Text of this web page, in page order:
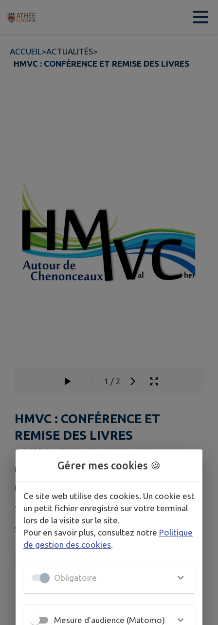
Contenu
ACCUEIL>ACTUALITÉS>
HMVC : CONFÉRENCE ET REMISE DES LIVRES
1 / 2
HMVC : CONFÉRENCE ET
REMISE DES LIVRES
Publié le jeudi 08 janvier 2026 - HMVC37
HMVC37
HMVC : Conférence et remise des livres
Samedi 7 février 2026
Salle des fêtes René Bessé
Télécharger la pièce jointe
Gérer mes cookies 🍪
Ce site web utilise des cookies. Un cookie est
un petit fichier enregistré sur votre terminal
lors de la visite sur le site.
Pour en savoir plus, consultez notre Politique
de gestion des cookies
Obligatoire
Mesure d'audience (Matomo)